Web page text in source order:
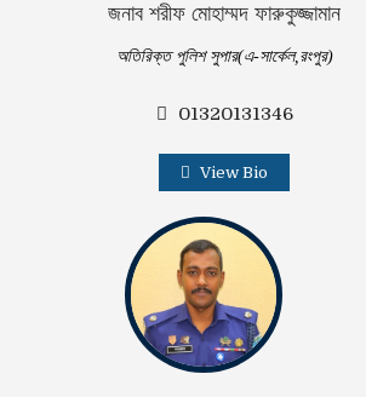
জনাব শরীফ মোহাম্মদ ফারুকুজ্জামান
অতিরিক্ত পুলিশ সুপার(এ-সার্কেল,রংপুর)
01320131346
View Bio